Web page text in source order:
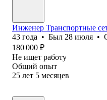
Инженер Транспортные
43 года • Был 28 июля •
180 000 ₽
Не ищет работу
Общий опыт
25 лет 5 месяцев